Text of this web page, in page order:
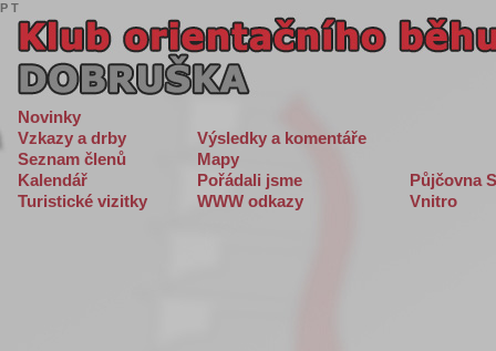
Novinky
Vzkazy a drby
Výsledky a komentáře
Seznam členů
Mapy
Kalendář
Pořádali jsme
Půjčovna
Turistické vizitky
WWW odkazy Vnitro
P T